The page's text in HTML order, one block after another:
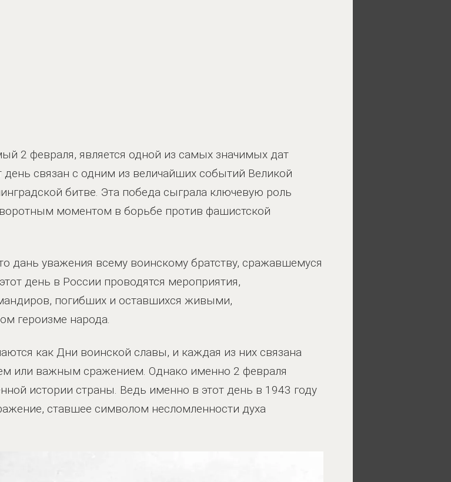
2 февраля, является одной из самых значимых дат
связан с одним из величайших событий Великой
битве. Эта победа сыграла ключевую роль
моментом в борьбе против фашистской
дань уважения всему воинскому братству, сражавшемуся
день в России проводятся мероприятия,
погибших и оставшихся живыми,
героизме народа.
как Дни воинской славы, и каждая из них связана
или важным сражением. Однако именно 2 февраля
истории страны. Ведь именно в этот день в 1943 году
ставшее символом несломленности духа